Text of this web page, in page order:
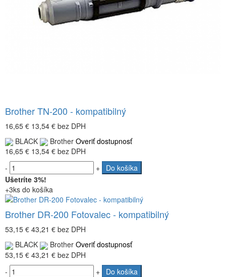
Brother TN-200 - kompatibilný
16,65 € 13,54 € bez DPH
BLACK
Brother Overiť dostupnosť
16,65 € 13,54 € bez DPH
-
+
Do košíka
Ušetríte 3%!
+3ks do košíka
Brother DR-200 Fotovalec - kompatibilný
53,15 € 43,21 € bez DPH
BLACK
Brother Overiť dostupnosť
53,15 € 43,21 € bez DPH
-
+
Do košíka